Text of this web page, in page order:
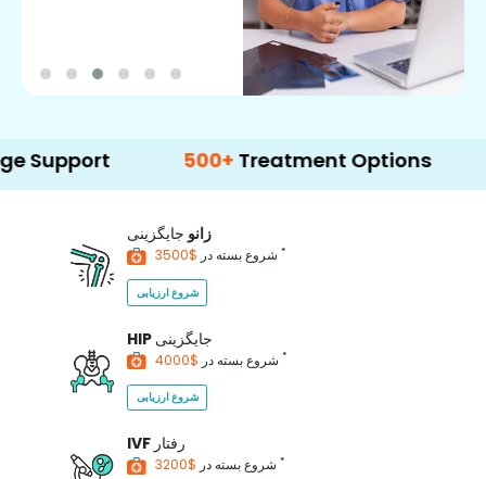
500+ Treatment Options
زانو جایگزینی
شروع بسته در *
شروع ارزیابی
HIP جایگزینی
شروع بسته در *
شروع ارزیابی
IVF رفتار
شروع بسته در *